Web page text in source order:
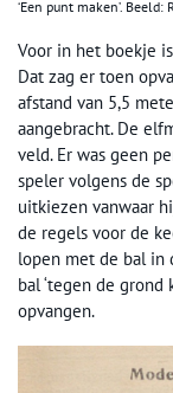
‘Een punt maken’.
Voor in het boekje
Dat zag er toen
afstand van 5,5
aangebracht. De
veld. Er was geen
speler volgens de
uitkiezen vanwaar
de regels voor de
lopen met de bal in
bal ‘tegen de
opvangen.